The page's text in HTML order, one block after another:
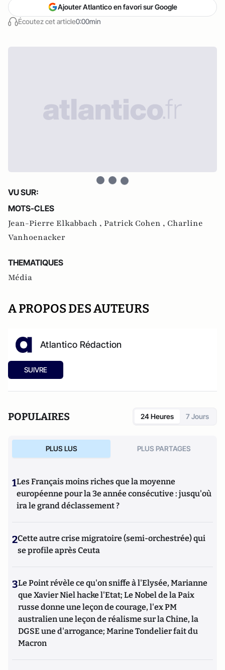
Écoutez cet article0:00min
Ajouter Atlantico en favori sur Google
VU SUR:
MOTS-CLES
Jean-Pierre Elkabbach , Patrick Cohen , Charline
Vanhoenacker
THEMATIQUES
Média
A PROPOS DES AUTEURS
Atlantico Rédaction
SUIVRE
POPULAIRES 24 Heures 7 Jours
PLUS LUS PLUS PARTAGES
1Les Français moins riches que la moyenne
européenne pour la 3e année consécutive : jusqu'où
ira le grand déclassement ?
2Cette autre crise migratoire (semi-orchestrée) qui
se profile après Ceuta
3Le Point révèle ce qu'on sniffe à l'Elysée, Marianne
que Xavier Niel hacke l'Etat; Le Nobel de la Paix
russe donne une leçon de courage, l'ex PM
australien une leçon de réalisme sur la Chine, la
DGSE une d'arrogance; Marine Tondelier fait du
Macron